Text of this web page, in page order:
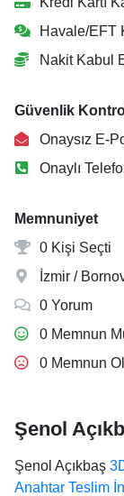
Havale/EFT
Nakit Kabul
Güvenlik
Onaysız E-
Onaylı
Memnuniyet
0 Kişi Seçti
İzmir /
0 Yorum
0 Memnun
0 Memnun
Şenol
Şenol Açıkbaş
Anahtar Teslim